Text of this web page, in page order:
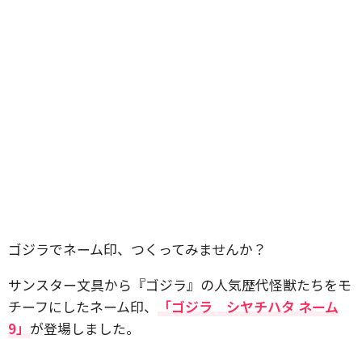
ゴジラでネーム印、つくってみませんか？
サンスター文具から『ゴジラ』の人気歴代怪獣たちをモ
チーフにしたネーム印、
「ゴジラ シヤチハタ ネーム
9」 が登場しました。